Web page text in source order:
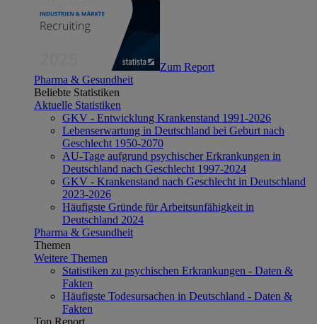
Zum Report
Pharma & Gesundheit
Beliebte Statistiken
Aktuelle Statistiken
GKV - Entwicklung Krankenstand 1991-2026
Lebenserwartung in Deutschland bei Geburt nach
Geschlecht 1950-2070
AU-Tage aufgrund psychischer Erkrankungen in
Deutschland nach Geschlecht 1997-2024
GKV - Krankenstand nach Geschlecht in Deutschland
2023-2026
Häufigste Gründe für Arbeitsunfähigkeit in
Deutschland 2024
Pharma & Gesundheit
Themen
Weitere Themen
Statistiken zu psychischen Erkrankungen - Daten &
Fakten
Häufigste Todesursachen in Deutschland - Daten &
Fakten
Top Report